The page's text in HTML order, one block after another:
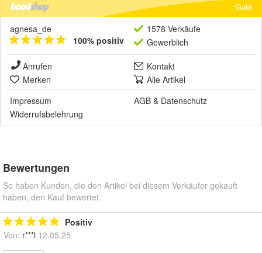
Gold
agnesa_de
100% positiv
1578 Verkäufe
Gewerblich
Anrufen
Kontakt
Merken
Alle Artikel
Impressum
AGB & Datenschutz
Widerrufsbelehrung
Bewertungen
So haben Kunden, die den Artikel bei diesem Verkäufer gekauft
haben, den Kauf bewertet.
Positiv
Von: r***l 12.05.25